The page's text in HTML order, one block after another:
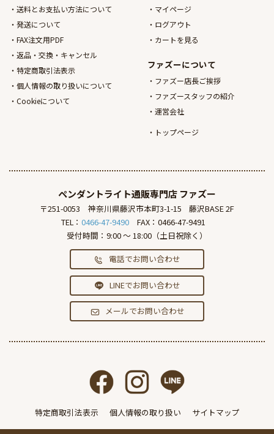
送料とお支払い方法について
発送について
FAX注文用PDF
返品・交換・キャンセル
特定商取引法表示
個人情報の取り扱いについて
Cookieについて
マイページ
ログアウト
カートを見る
ファズーについて
ファズー店長ご挨拶
ファズースタッフの紹介
運営会社
トップページ
ペンダントライト通販専門店 ファズー
〒251-0053 神奈川県藤沢市本町3-1-15
藤沢BASE 2F
TEL： 0466-47-9490
FAX：0466-47-9491
受付時間：9:00 ～ 18:00（土日祝除く）
電話でお問い合わせ
LINEでお問い合わせ
メールでお問い合わせ
特定商取引法表示 個人情報の取り扱い サイトマップ